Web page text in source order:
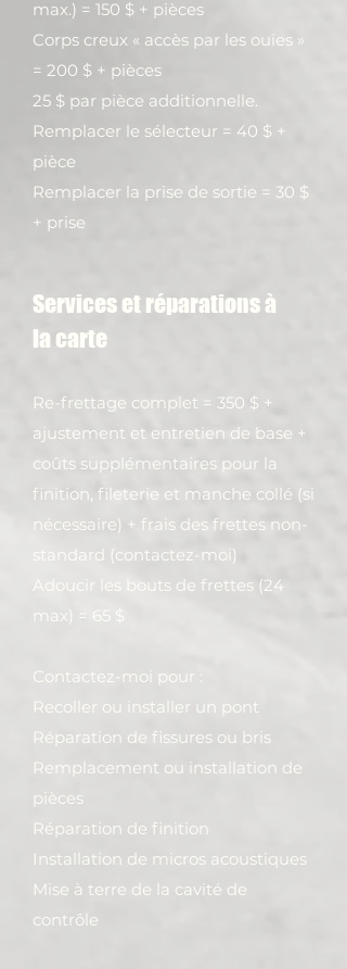
max.) = 150 $ + pièces
Corps creux « accès par les ouïes »
= 200 $ + pièces
25 $ par pièce additionnelle.
Remplacer le sélecteur = 40 $ +
pièce
Remplacer la prise de sortie = 30 $
+ prise
Services et réparations à
la carte
Re-frettage complet = 350 $ +
ajustement et entretien de base +
coûts supplémentaires pour la
finition, fileterie et manche collé (si
nécessaire) + frais des frettes non-
standard (contactez-moi)
Adoucir les bouts de frettes (24
max) = 65 $
Contactez-moi pour :
Recoller ou installer un pont
Réparation de fissures ou bris
Remplacement ou installation de
pièces
Réparation de finition
Installation de micros acoustiques
Mise à terre de la cavité de
contrôle